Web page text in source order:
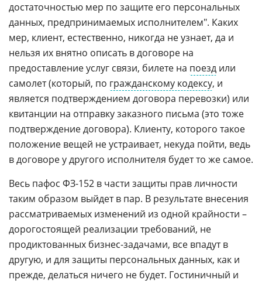
достаточностью мер по защите его персональных
данных, предпринимаемых исполнителем". Каких
мер, клиент, естественно, никогда не узнает, да и
нельзя их внятно описать в договоре на
предоставление услуг связи, билете на поезд или
самолет (который, по гражданскому кодексу, и
является подтверждением договора перевозки) или
квитанции на отправку заказного письма (это тоже
подтверждение договора). Клиенту, которого такое
положение вещей не устраивает, некуда пойти, ведь
в договоре у другого исполнителя будет то же самое.
Весь пафос ФЗ-152 в части защиты прав личности
таким образом выйдет в пар. В результате внесения
рассматриваемых изменений из одной крайности –
дорогостоящей реализации требований, не
продиктованных бизнес-задачами, все впадут в
другую, и для защиты персональных данных, как и
прежде, делаться ничего не будет. Гостиничный и